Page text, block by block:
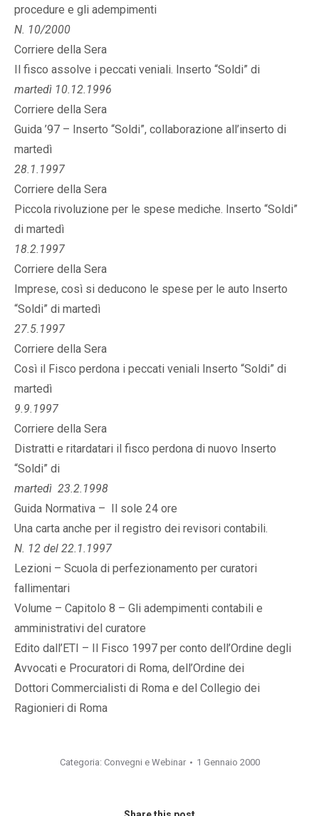
procedure e gli adempimenti
N. 10/2000
Corriere della Sera
Il fisco assolve i peccati veniali. Inserto “Soldi” di
martedì 10.12.1996
Corriere della Sera
Guida ’97 – Inserto “Soldi”, collaborazione all’inserto di
martedì
28.1.1997
Corriere della Sera
Piccola rivoluzione per le spese mediche. Inserto “Soldi”
di martedì
18.2.1997
Corriere della Sera
Imprese, così si deducono le spese per le auto Inserto
“Soldi” di martedì
27.5.1997
Corriere della Sera
Così il Fisco perdona i peccati veniali Inserto “Soldi” di
martedì
9.9.1997
Corriere della Sera
Distratti e ritardatari il fisco perdona di nuovo Inserto
“Soldi” di
martedì 23.2.1998
Guida Normativa – Il sole 24 ore
Una carta anche per il registro dei revisori contabili.
N. 12 del 22.1.1997
Lezioni – Scuola di perfezionamento per curatori
fallimentari
Volume – Capitolo 8 – Gli adempimenti contabili e
amministrativi del curatore
Edito dall’ETI – Il Fisco 1997 per conto dell’Ordine degli
Avvocati e Procuratori di Roma, dell’Ordine dei
Dottori Commercialisti di Roma e del Collegio dei
Ragionieri di Roma
Categoria: Convegni e Webinar 1 Gennaio 2000